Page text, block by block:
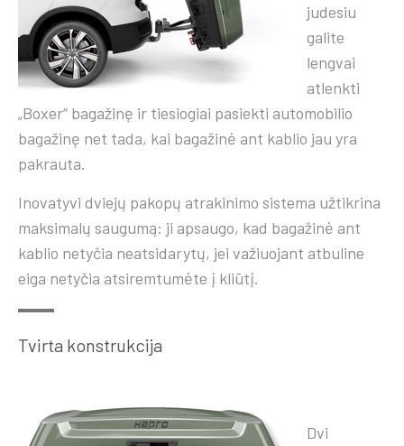
judesiu
galite
lengvai
atlenkti
„Boxer“ bagažinę ir tiesiogiai pasiekti automobilio
bagažinę net tada, kai bagažinė ant kablio jau yra
pakrauta.
Inovatyvi dviejų pakopų atrakinimo sistema užtikrina
maksimalų saugumą: ji apsaugo, kad bagažinė ant
kablio netyčia neatsidarytų, jei važiuojant atbuline
eiga netyčia atsiremtumėte į kliūtį.
Tvirta konstrukcija
Dvi